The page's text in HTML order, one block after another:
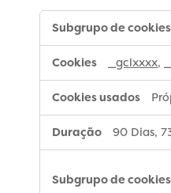
de
_gclxxxx,
90 Dias,